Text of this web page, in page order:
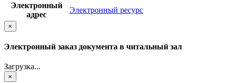
Электронный
адрес
Электронный ресурс
×
Электронный заказ документа в читальный зал
Загрузка...
×